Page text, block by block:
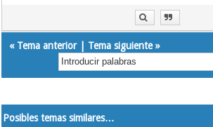
« Tema anterior| Tema siguiente»
Posibles temas similares…